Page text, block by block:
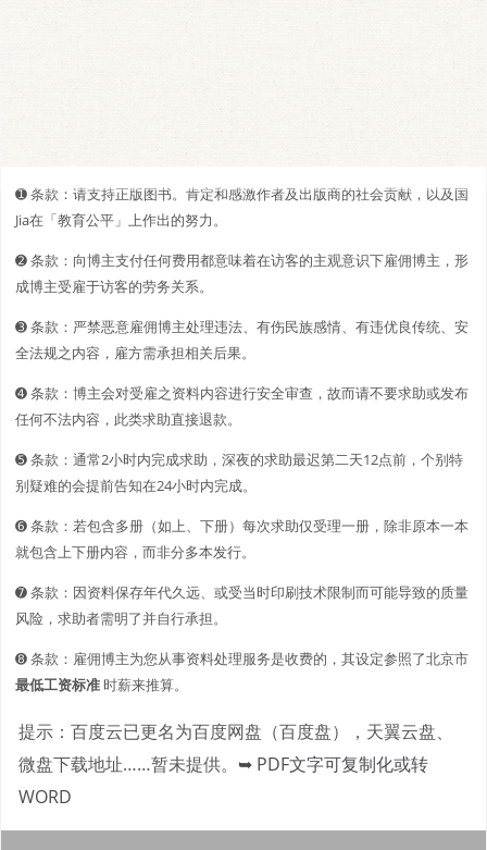
➊️ 条款：请支持正版图书。肯定和感激作者及出版商的社会贡献，以及国
Jia在「教育公平」上作出的努力。
➋️️ 条款：向博主支付任何费用都意味着在访客的主观意识下雇佣博主，形
成博主受雇于访客的劳务关系。
➌ 条款：严禁恶意雇佣博主处理违法、有伤民族感情、有违优良传统、安
全法规之内容，雇方需承担相关后果。
➍ 条款：博主会对受雇之资料内容进行安全审查，故而请不要求助或发布
任何不法内容，此类求助直接退款。
➎ 条款：通常2小时内完成求助，深夜的求助最迟第二天12点前，个别特
别疑难的会提前告知在24小时内完成。
➏ 条款：若包含多册（如上、下册）每次求助仅受理一册，除非原本一本
就包含上下册内容，而非分多本发行。
➐ 条款：因资料保存年代久远、或受当时印刷技术限制而可能导致的质量
风险，求助者需明了并自行承担。
➑ 条款：雇佣博主为您从事资料处理服务是收费的，其设定参照了北京市
最低工资标准时薪来推算。
提示：百度云已更名为百度网盘（百度盘），天翼云盘、
微盘下载地址……暂未提供。 ➥ PDF文字可复制化或转
WORD